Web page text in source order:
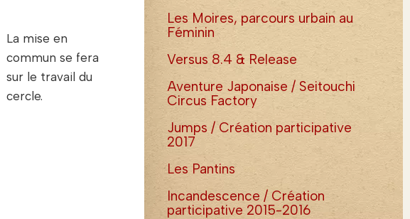
La mise en
commun se fera
sur le travail du
cercle.
Les Moires, parcours urbain au
Féminin
Versus 8.4 & Release
Aventure Japonaise / Seitouchi
Circus Factory
Jumps / Création participative
2017
Les Pantins
Incandescence / Création
participative 2015-2016